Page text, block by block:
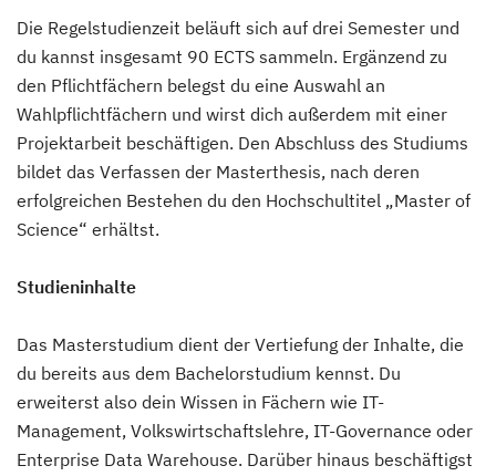
Die Regelstudienzeit beläuft sich auf drei Semester und
du kannst insgesamt 90 ECTS sammeln. Ergänzend zu
den Pflichtfächern belegst du eine Auswahl an
Wahlpflichtfächern und wirst dich außerdem mit einer
Projektarbeit beschäftigen. Den Abschluss des Studiums
bildet das Verfassen der Masterthesis, nach deren
erfolgreichen Bestehen du den Hochschultitel „Master of
Science“ erhältst.
Studieninhalte
Das Masterstudium dient der Vertiefung der Inhalte, die
du bereits aus dem Bachelorstudium kennst. Du
erweiterst also dein Wissen in Fächern wie IT-
Management, Volkswirtschaftslehre, IT-Governance oder
Enterprise Data Warehouse. Darüber hinaus beschäftigst